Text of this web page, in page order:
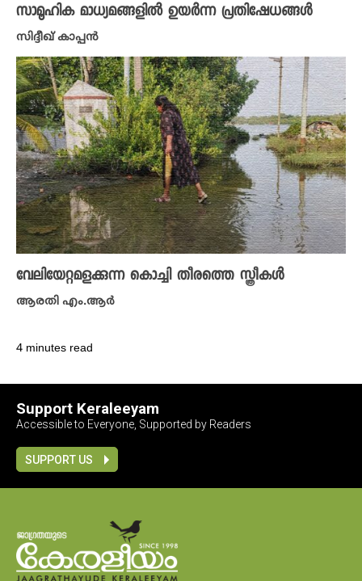
സാമൂഹിക മാധ്യമങ്ങളിൽ ഉയർന്ന പ്രതിഷേധങ്ങൾ
സിദ്ദീഖ് കാപ്പൻ
വേലിയേറ്റമളക്കുന്ന കൊച്ചി തീരത്തെ സ്ത്രീകൾ
ആരതി എം.ആർ
4 minutes read
Support Keraleeyam
Accessible to Everyone, Supported by Readers
SUPPORT US